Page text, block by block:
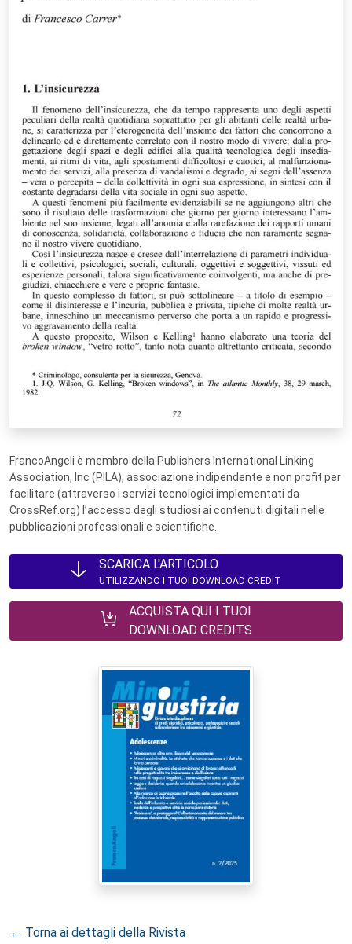
FrancoAngeli è membro della Publishers International Linking
Association, Inc (PILA), associazione indipendente e non profit per
facilitare (attraverso i servizi tecnologici implementati da
CrossRef.org) l’accesso degli studiosi ai contenuti digitali nelle
pubblicazioni professionali e scientifiche.
SCARICA L'ARTICOLO
UTILIZZANDO I TUOI DOWNLOAD CREDIT
ACQUISTA QUI I TUOI
DOWNLOAD CREDITS
← Torna ai dettagli della Rivista